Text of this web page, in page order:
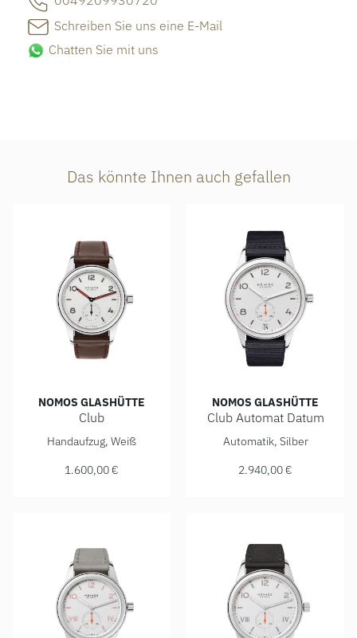
Schreiben Sie uns eine E-Mail
Chatten Sie mit uns
Das könnte Ihnen auch gefallen
NOMOS GLASHÜTTE
Club
NOMOS Glashütte Club, Ref: 703.1, Preis: 1.600,00 €
Handaufzug, Weiß
1.600,00 €
NOMOS GLASHÜTTE
Club Automat Datum
NOMOS Glashütte Club
Automatik, Silber
2.940,00 €